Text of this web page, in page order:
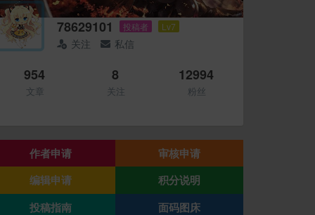
78629101 投稿者 Lv7
关注 私信
954
文章
8
关注
12994
粉丝
作者申请
审核申请
编辑申请
积分说明
投稿指南
面码图床